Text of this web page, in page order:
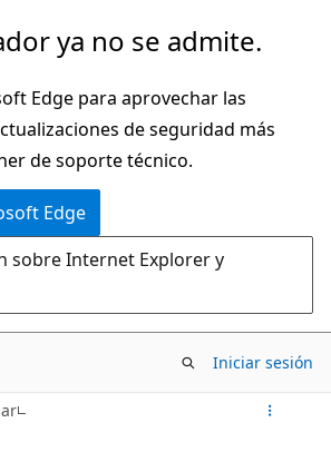
ya no se admite.
Edge para aprovechar las
de seguridad más
de soporte técnico.
Edge
sobre Internet Explorer y
Iniciar sesión